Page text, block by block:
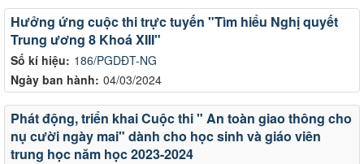
Số kí hiệu: 186/PGDĐT-NG
Ngày ban hành: 04/03/2024
Hưởng ứng cuộc thi trực tuyến "Tìm hiểu Nghị quyết
Trung ương 8 Khoá XIII"
Phát động, triển khai Cuộc thi " An toàn giao thông cho
nụ cười ngày mai" dành cho học sinh và giáo viên
trung học năm học 2023-2024